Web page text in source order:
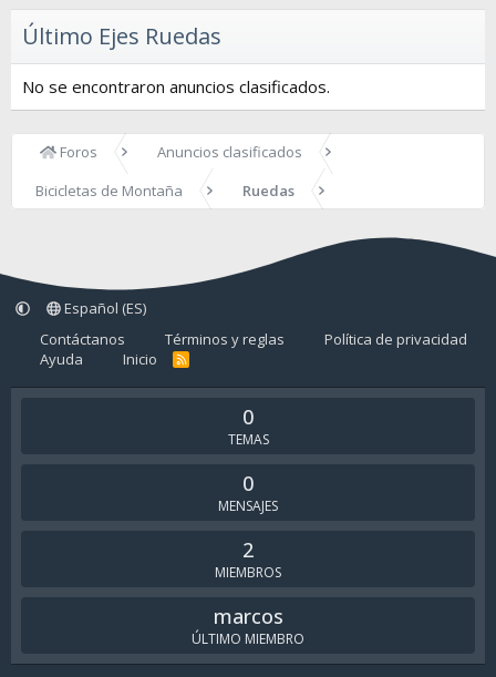
Último Ejes Ruedas
No se encontraron anuncios clasificados.
Foros
Anuncios clasificados
Bicicletas de Montaña
Ruedas
Español (ES)
Contáctanos
Términos y reglas
Política de privacidad
Ayuda
Inicio
R
S
0
TEMAS
0
MENSAJES
2
MIEMBROS
marcos
ÚLTIMO MIEMBRO